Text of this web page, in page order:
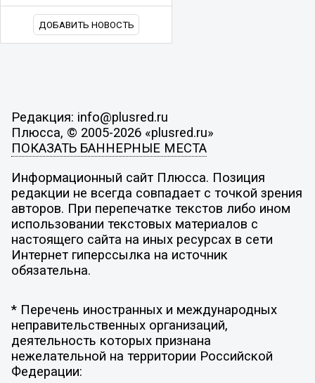
ДОБАВИТЬ НОВОСТЬ
Редакция: info@plusred.ru
Плюсса, © 2005-2026 «plusred.ru»
ПОКАЗАТЬ БАННЕРНЫЕ МЕСТА
Информационный сайт Плюсса. Позиция
редакции не всегда совпадает с точкой зрения
авторов. При перепечатке текстов либо ином
использовании текстовых материалов с
настоящего сайта на иных ресурсах в сети
Интернет гиперссылка на источник
обязательна.
* Перечень иностранных и международных
неправительственных организаций,
деятельность которых признана
нежелательной на территории Российской
Федерации: